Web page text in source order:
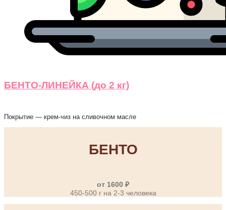
БЕНТО-ЛИНЕЙКА (до 2 кг)
Покрытие — крем-чиз на сливочном масле
БЕНТО
от 1600 ₽
450-500 г на 2-3 человека